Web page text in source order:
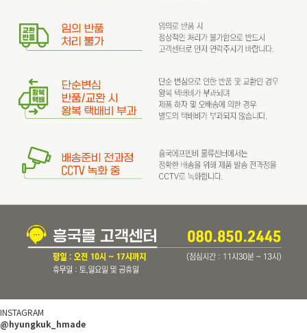
INSTAGRAM
@hyungkuk_hmade